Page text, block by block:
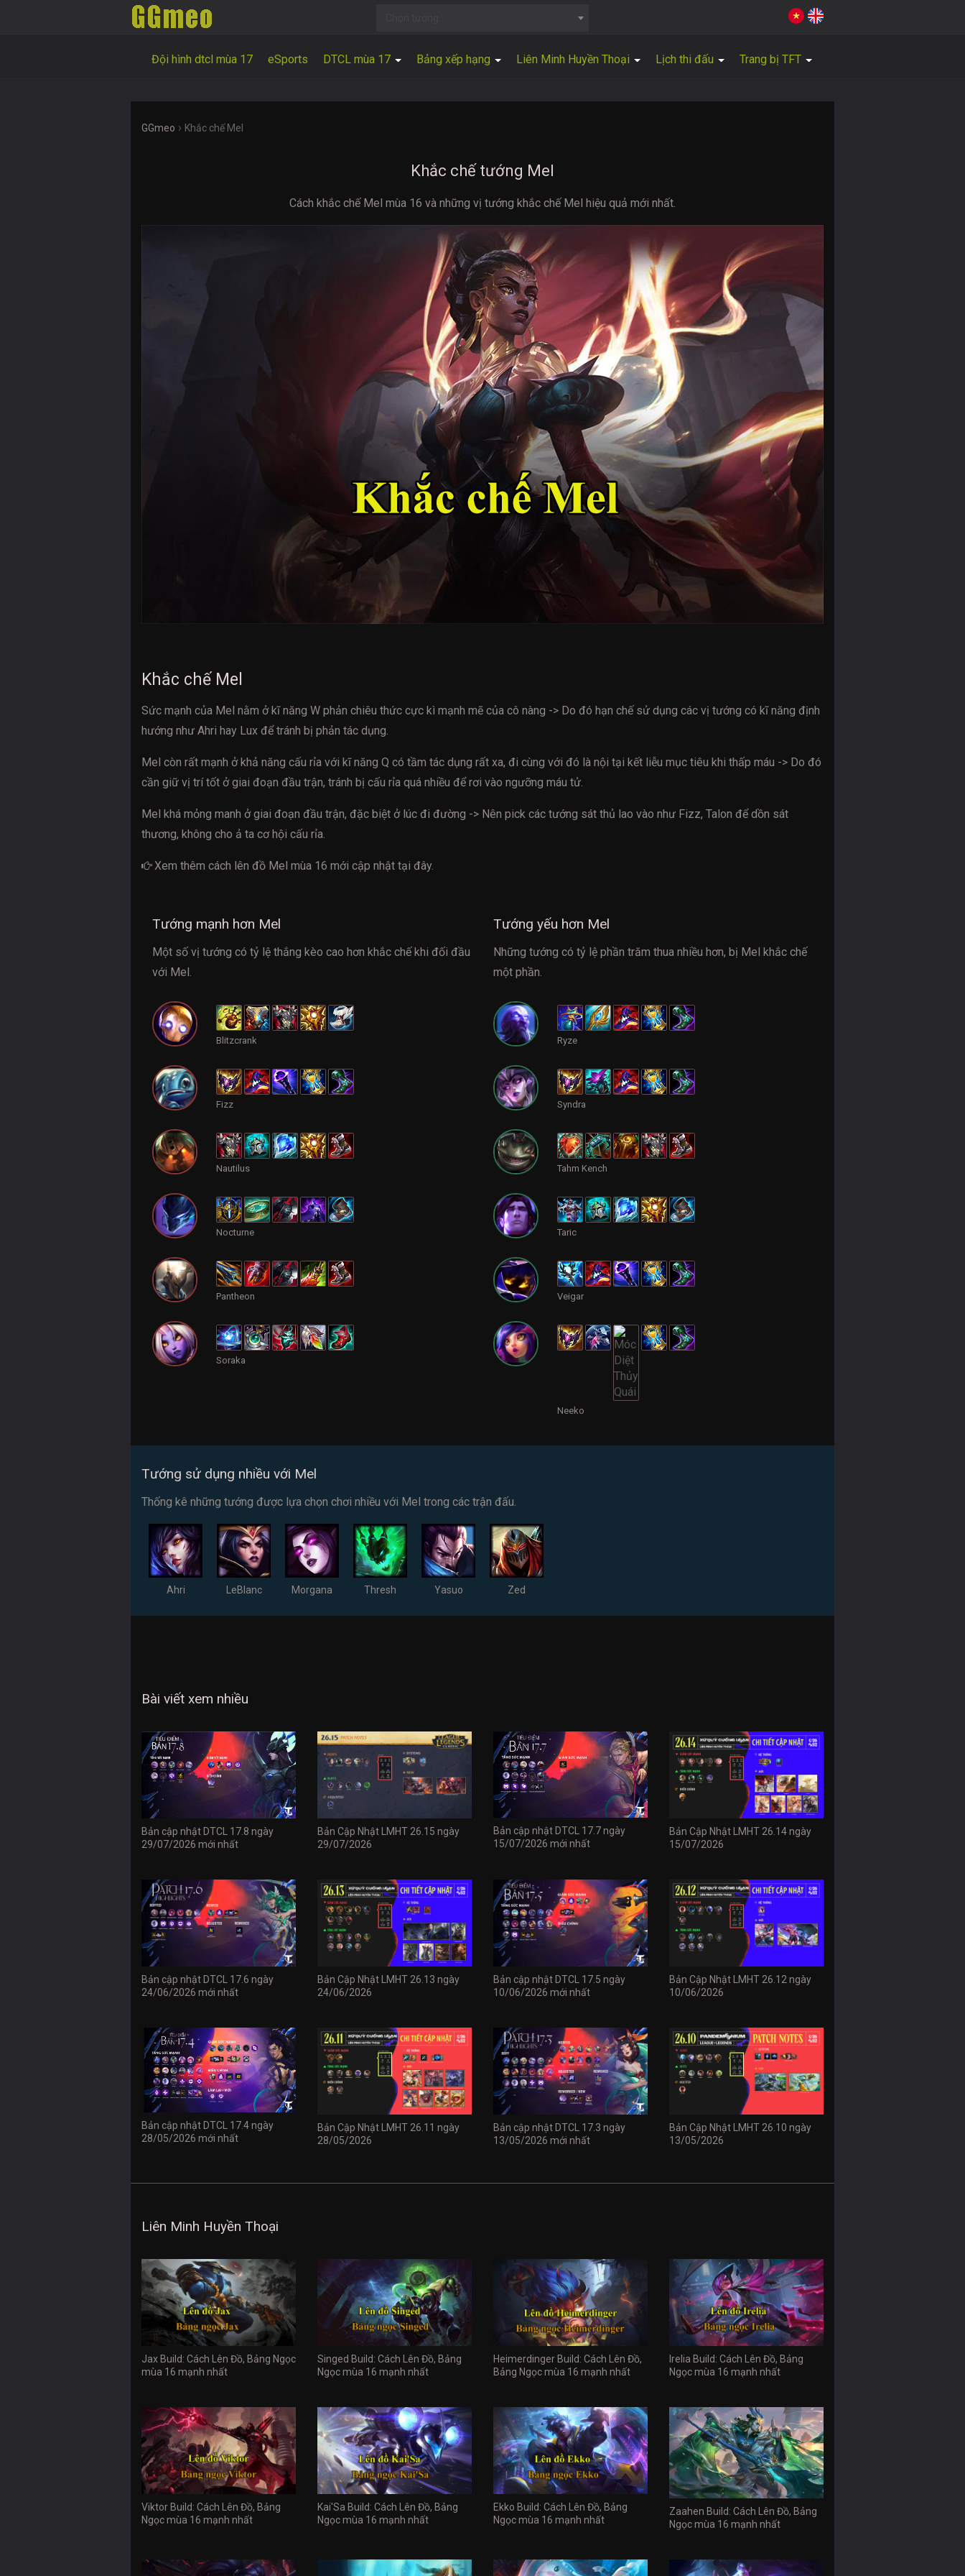
Đội hình dtcl mùa 17 eSports DTCL mùa 17 Bảng xếp hạng Liên Minh Huyền Thoại Lịch thi đấu Trang bị TFT
GGmeo › Khắc chế Mel
Khắc chế tướng Mel
Cách khắc chế Mel mùa 16 và những vị tướng khắc chế Mel hiệu quả mới nhất.
Khắc chế Mel
Sức mạnh của Mel nằm ở kĩ năng W phản chiêu thức cực kì mạnh mẽ của cô nàng -> Do đó hạn chế sử dụng các vị tướng có kĩ năng định
hướng như Ahri hay Lux để tránh bị phản tác dụng.
Mel còn rất mạnh ở khả năng cấu rỉa với kĩ năng Q có tầm tác dụng rất xa, đi cùng với đó là nội tại kết liễu mục tiêu khi thấp máu -> Do đó
cần giữ vị trí tốt ở giai đoạn đầu trận, tránh bị cấu rỉa quá nhiều để rơi vào ngưỡng máu tử.
Mel khá mỏng manh ở giai đoạn đầu trận, đặc biệt ở lúc đi đường -> Nên pick các tướng sát thủ lao vào như Fizz, Talon để dồn sát
thương, không cho ả ta cơ hội cấu rỉa.
Xem thêm cách lên đồ Mel mùa 16 mới cập nhật tại đây.
Tướng mạnh hơn Mel
Một số vị tướng có tỷ lệ thắng kèo cao hơn khắc chế khi đối đầu
với Mel.
Blitzcrank
Fizz
Nautilus
Nocturne
Pantheon
Soraka
Tướng yếu hơn Mel
Những tướng có tỷ lệ phần trăm thua nhiều hơn, bị Mel khắc chế
một phần.
Ryze
Syndra
Tahm Kench
Taric
Veigar
Neeko
Tướng sử dụng nhiều với Mel
Thống kê những tướng được lựa chọn chơi nhiều với Mel trong các trận đấu.
Ahri LeBlanc Morgana Thresh Yasuo Zed
Bài viết xem nhiều
Bản cập nhật DTCL 17.8 ngày
29/07/2026 mới nhất
Bản Cập Nhật LMHT 26.15 ngày
29/07/2026
Bản cập nhật DTCL 17.7 ngày
15/07/2026 mới nhất
Bản Cập Nhật LMHT 26.14 ngày
15/07/2026
Bản cập nhật DTCL 17.6 ngày
24/06/2026 mới nhất
Bản Cập Nhật LMHT 26.13 ngày
24/06/2026
Bản cập nhật DTCL 17.5 ngày
10/06/2026 mới nhất
Bản Cập Nhật LMHT 26.12 ngày
10/06/2026
Bản cập nhật DTCL 17.4 ngày
28/05/2026 mới nhất
Bản Cập Nhật LMHT 26.11 ngày
28/05/2026
Bản cập nhật DTCL 17.3 ngày
13/05/2026 mới nhất
Bản Cập Nhật LMHT 26.10 ngày
13/05/2026
Liên Minh Huyền Thoại
Jax Build: Cách Lên Đồ, Bảng Ngọc
mùa 16 mạnh nhất
Singed Build: Cách Lên Đồ, Bảng
Ngọc mùa 16 mạnh nhất
Heimerdinger Build: Cách Lên Đồ,
Bảng Ngọc mùa 16 mạnh nhất
Irelia Build: Cách Lên Đồ, Bảng
Ngọc mùa 16 mạnh nhất
Viktor Build: Cách Lên Đồ, Bảng
Ngọc mùa 16 mạnh nhất
Kai'Sa Build: Cách Lên Đồ, Bảng
Ngọc mùa 16 mạnh nhất
Ekko Build: Cách Lên Đồ, Bảng
Ngọc mùa 16 mạnh nhất
Zaahen Build: Cách Lên Đồ, Bảng
Ngọc mùa 16 mạnh nhất